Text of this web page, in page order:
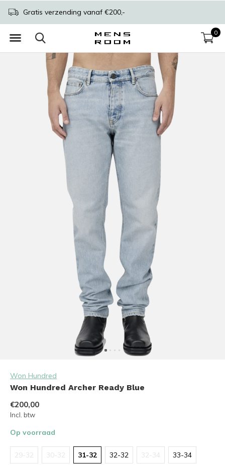
0
Gratis verzending vanaf €200,-
Won Hundred
Won Hundred Archer Ready Blue
€200,00
Incl. btw
Op voorraad
29-32 30-32 31-32 32-32 32-34 33-34